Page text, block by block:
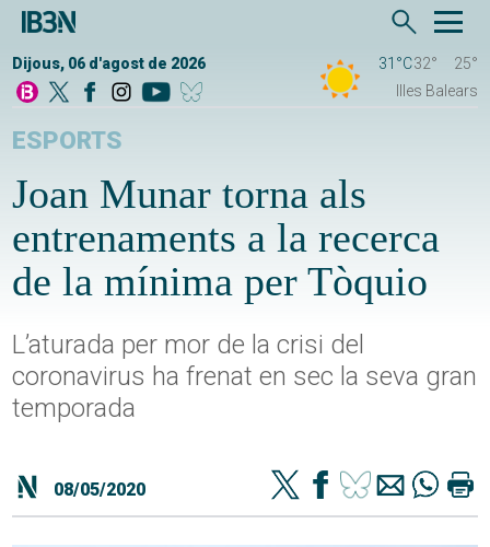
Dijous, 06 d'agost de 2026 31°C32°
25°
Illes Balears
ESPORTS
Joan Munar torna als
entrenaments a la recerca
de la mínima per Tòquio
L’aturada per mor de la crisi del
coronavirus ha frenat en sec la seva gran
temporada
08/05/2020